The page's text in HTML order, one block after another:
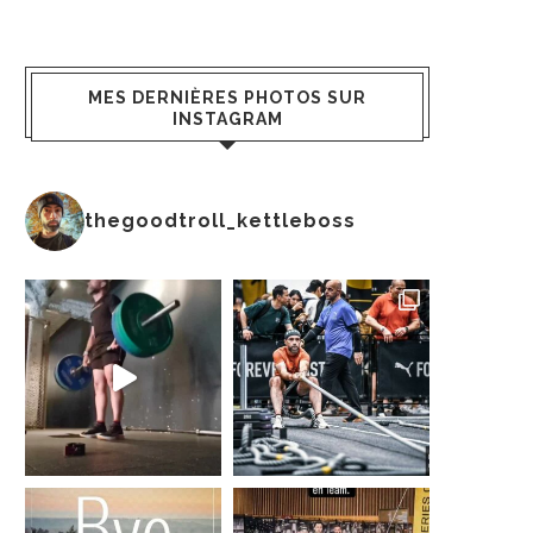
MES DERNIÈRES PHOTOS SUR
INSTAGRAM
thegoodtroll_kettleboss